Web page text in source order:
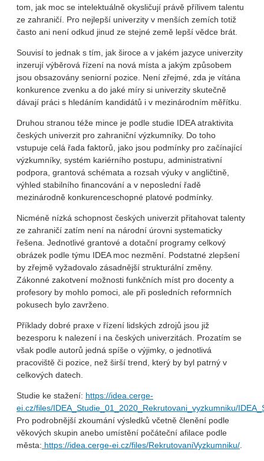
tom, jak moc se intelektuálně okysličují právě přílivem talentu
ze zahraničí. Pro nejlepší univerzity v menších zemích totiž
často ani není odkud jinud ze stejné země lepší vědce brát.
Souvisí to jednak s tím, jak široce a v jakém jazyce univerzity
inzerují výběrová řízení na nová místa a jakým způsobem
jsou obsazovány seniorní pozice. Není zřejmé, zda je vítána
konkurence zvenku a do jaké míry si univerzity skutečně
dávají práci s hledáním kandidátů i v mezinárodním měřítku.
Druhou stranou téže mince je podle studie IDEA atraktivita
českých univerzit pro zahraniční výzkumníky. Do toho
vstupuje celá řada faktorů, jako jsou podmínky pro začínající
výzkumníky, systém kariérního postupu, administrativní
podpora, grantová schémata a rozsah výuky v angličtině,
výhled stabilního financování a v neposlední řadě
mezinárodně konkurenceschopné platové podmínky.
Nicméně nízká schopnost českých univerzit přitahovat talenty
ze zahraničí zatím není na národní úrovni systematicky
řešena. Jednotlivé grantové a dotační programy celkový
obrázek podle týmu IDEA moc nezmění. Podstatné zlepšení
by zřejmě vyžadovalo zásadnější strukturální změny.
Zákonné zakotvení možnosti funkčních míst pro docenty a
profesory by mohlo pomoci, ale při posledních reformních
pokusech bylo zavrženo.
Příklady dobré praxe v řízení lidských zdrojů jsou již
bezesporu k nalezení i na českých univerzitách. Prozatím se
však podle autorů jedná spíše o výjimky, o jednotlivá
pracoviště či pozice, než širší trend, který by byl patrný v
celkových datech.
Studie ke stažení: https://idea.cerge-
ei.cz/files/IDEA_Studie_01_2020_Rekrutovani_vyzkumniku/
Pro podrobnější zkoumání výsledků včetně členění podle
věkových skupin anebo umístění počáteční afilace podle
města: https://idea.cerge-ei.cz/files/RekrutovaniVyzkumniku/